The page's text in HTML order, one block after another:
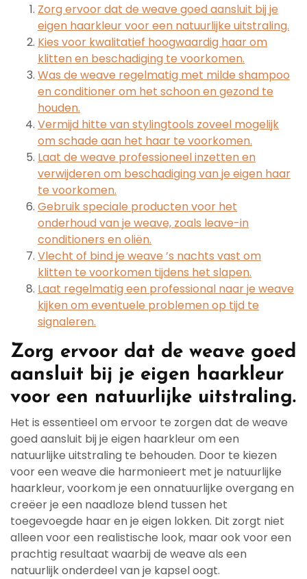
Zorg ervoor dat de weave goed aansluit bij je
eigen haarkleur voor een natuurlijke uitstraling.
Kies voor kwalitatief hoogwaardig haar om
klitten en beschadiging te voorkomen.
Was de weave regelmatig met milde shampoo
en conditioner om het schoon en gezond te
houden.
Vermijd hitte van stylingtools zoveel mogelijk
om schade aan het haar te voorkomen.
Laat de weave professioneel inzetten en
verwijderen om beschadiging van je eigen haar
te voorkomen.
Gebruik speciale producten voor het
onderhoud van je weave, zoals leave-in
conditioners en oliën.
Vlecht of bind je weave ’s nachts vast om
klitten te voorkomen tijdens het slapen.
Laat regelmatig een professional naar je weave
kijken om eventuele problemen op tijd te
signaleren.
Zorg ervoor dat de weave goed
aansluit bij je eigen haarkleur
voor een natuurlijke uitstraling.
Het is essentieel om ervoor te zorgen dat de weave
goed aansluit bij je eigen haarkleur om een
natuurlijke uitstraling te behouden. Door te kiezen
voor een weave die harmonieert met je natuurlijke
haarkleur, voorkom je een onnatuurlijke overgang en
creëer je een naadloze blend tussen het
toegevoegde haar en je eigen lokken. Dit zorgt niet
alleen voor een realistische look, maar ook voor een
prachtig resultaat waarbij de weave als een
natuurlijk onderdeel van je kapsel oogt.